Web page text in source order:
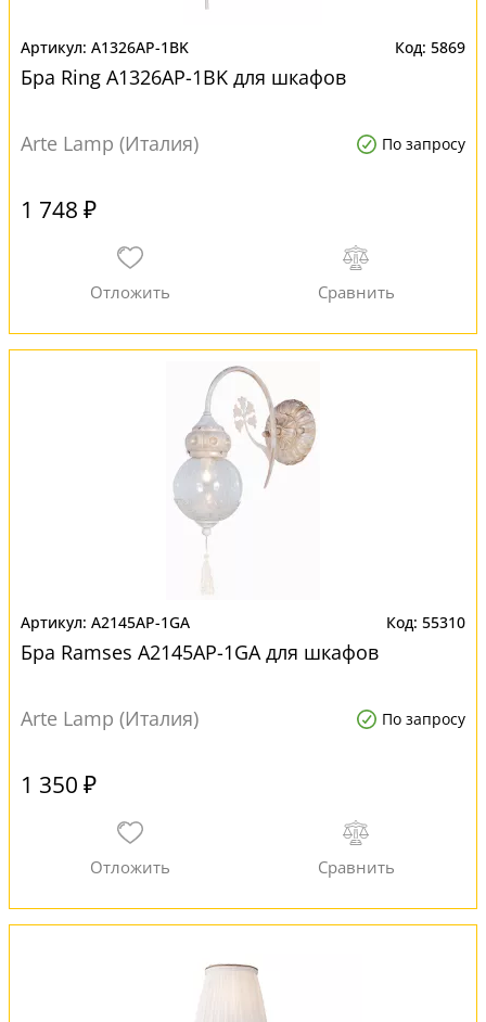
A1326AP-1BK 5869
Бра Ring A1326AP-1BK для шкафов
Arte Lamp (Италия) По запросу
1 748 ₽
A2145AP-1GA 55310
Бра Ramses A2145AP-1GA для шкафов
Arte Lamp (Италия) По запросу
1 350 ₽